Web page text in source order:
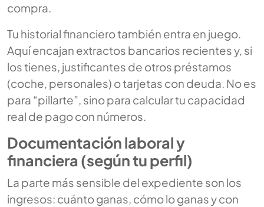
compra.
Tu historial financiero también entra en juego.
Aquí encajan extractos bancarios recientes y, si
los tienes, justificantes de otros préstamos
(coche, personales) o tarjetas con deuda. No es
para “pillarte”, sino para calcular tu capacidad
real de pago con números.
Documentación laboral y
financiera (según tu perfil)
La parte más sensible del expediente son los
ingresos: cuánto ganas, cómo lo ganas y con